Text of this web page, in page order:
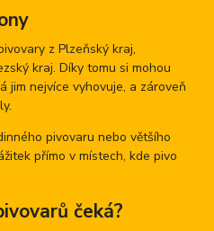
zPlzeňský kraj,
kraj. Díky tomu si mohou
jim nejvíce vyhovuje, a zároveň
pivovaru nebo většího
přímo v místech, kde pivo
čeká?